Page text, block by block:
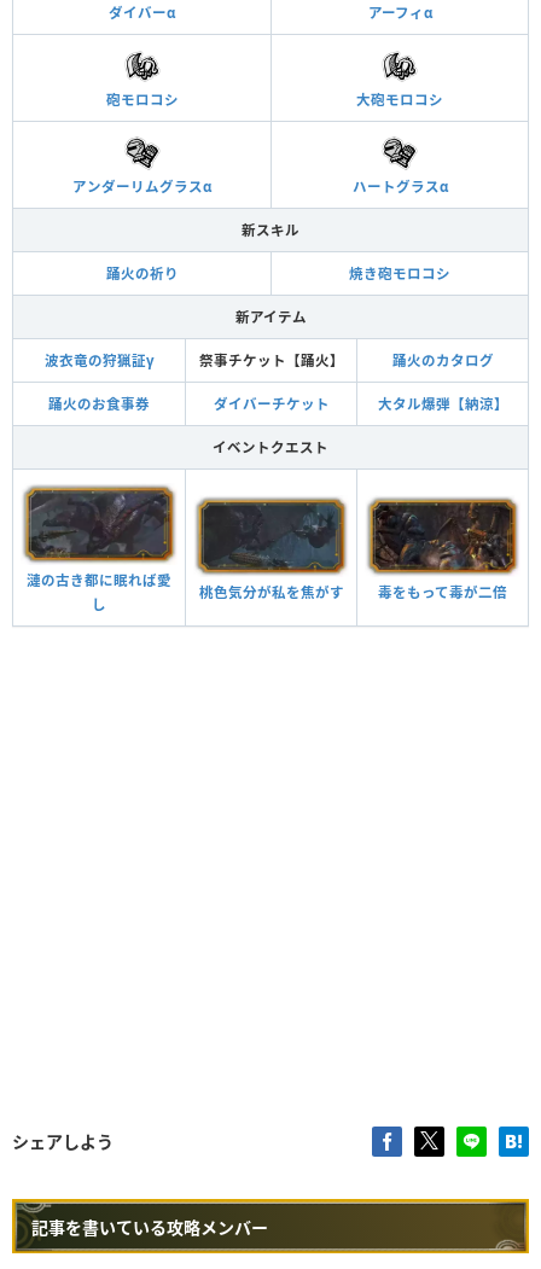
ダイバーα アーフィα
砲モロコシ 大砲モロコシ
アンダーリムグラスα ハートグラスα
新スキル
踊火の祈り 焼き砲モロコシ
新アイテム
波衣竜の狩猟証γ 祭事チケット【踊火】 踊火のカタログ
踊火のお食事券 ダイバーチケット 大タル爆弾【納涼】
イベントクエスト
漣の古き都に眠れば愛
し
桃色気分が私を焦がす 毒をもって毒が二倍
シェアしよう
記事を書いている攻略メンバー